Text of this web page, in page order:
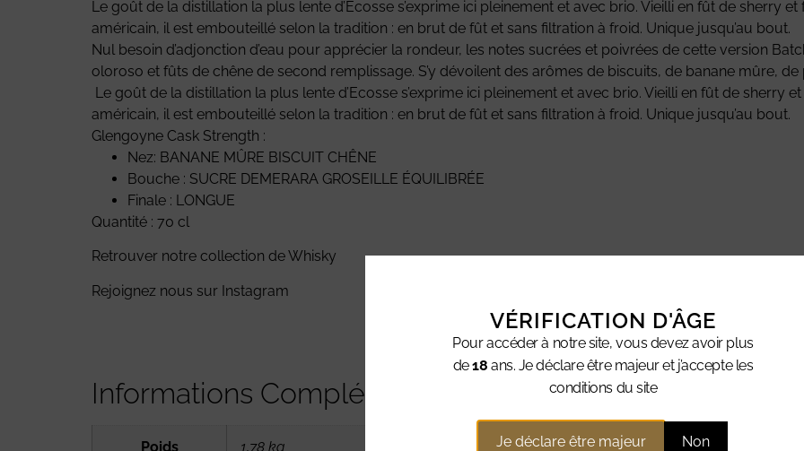
Le goût de la distillation la plus lente d’Ecosse s’exprime ici pleinement et avec brio. Vieilli en fût de sherry
américain, il est embouteillé selon la tradition : en brut de fût et sans filtration à froid. Unique jusqu’au bout.
Nul besoin d’adjonction d’eau pour apprécier la rondeur, les notes sucrées et poivrées de cette version
oloroso et fûts de chêne de second remplissage. S’y dévoilent des arômes de biscuits, de banane mûre,
Le goût de la distillation la plus lente d’Ecosse s’exprime ici pleinement et avec brio. Vieilli en fût de sherry
américain, il est embouteillé selon la tradition : en brut de fût et sans filtration à froid. Unique jusqu’au bout.
Glengoyne Cask Strength :
Nez: BANANE MÛRE BISCUIT CHÊNE
Bouche : SUCRE DEMERARA GROSEILLE ÉQUILIBRÉE
Finale : LONGUE
Quantité : 70 cl
Retrouver notre collection deWhisky
Rejoignez nous sur Instagram
Informations Complémentaires
Poids 1,78 kg
VÉRIFICATION D'ÂGE
Pour accéder à notre site, vous devez avoir plus
de18 ans. Je déclare être majeur et j’accepte les
conditions du site
Je déclare être majeur Non